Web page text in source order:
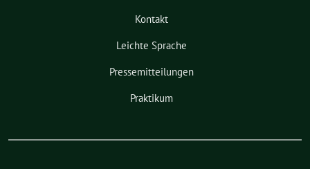
Kontakt
Leichte Sprache
Pressemitteilungen
Praktikum